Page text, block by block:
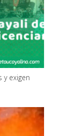
y exigen